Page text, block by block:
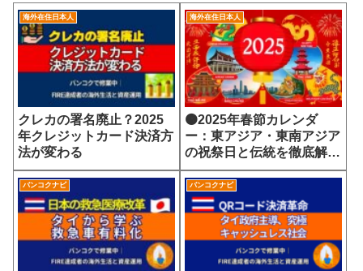
海外在住日本人
クレカの署名廃止？2025
年クレジットカード決済方
法が変わる
海外在住日本人
🟠2025年春節カレンダ
ー：東アジア・東南アジア
の祝祭日と伝統を徹底解
説！
バンコクナビ バンコクナビ